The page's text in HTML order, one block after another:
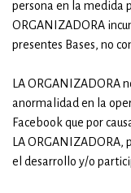
persona en la medida
ORGANIZADORA
presentes Bases, no
LA ORGANIZADORA
anormalidad en la
Facebook que por
LA
el desarrollo y/o